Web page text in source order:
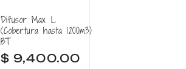
Difusor Max L
(Cobertura hasta 1200m3)
BT
Precio
$ 9,400.00